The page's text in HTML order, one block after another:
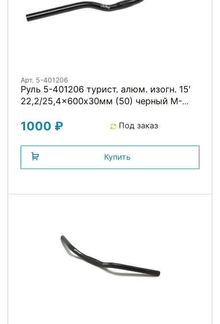
Арт. 5-401206
Руль 5-401206 турист. алюм. изогн. 15'
22,2/25,4x600х30мм (50) черный M-
1000 ₽ Под заказ
Купить